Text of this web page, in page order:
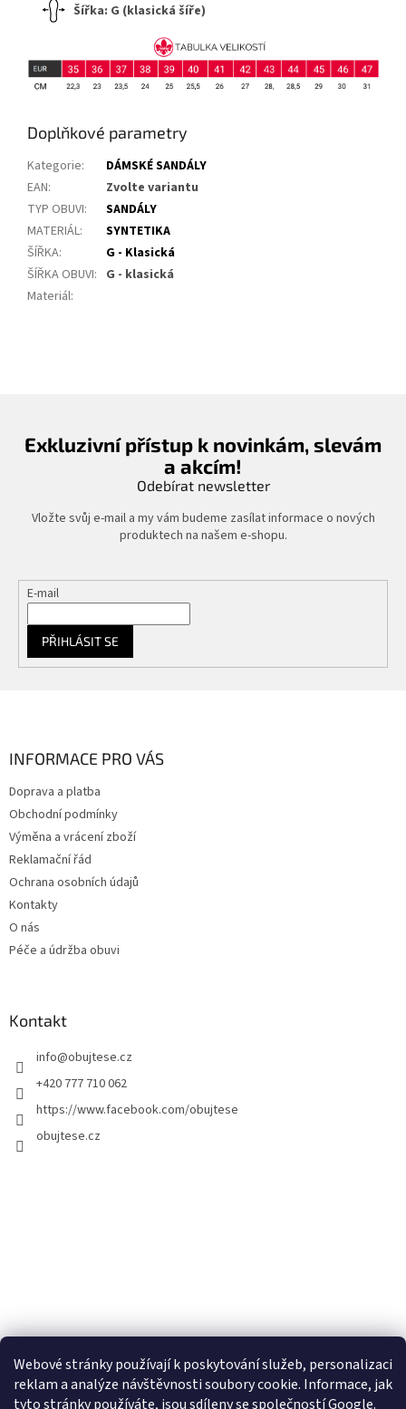
Webové stránky používají k poskytování služeb, personalizaci
reklam a analýze návštěvnosti soubory cookie. Informace, jak
tyto stránky používáte, jsou sdíleny se společností Google.
Šířka: G (klasická šíře)
Doplňkové parametry
Kategorie:
DÁMSKÉ SANDÁLY
EAN:
Zvolte variantu
TYP OBUVI:
SANDÁLY
MATERIÁL:
SYNTETIKA
ŠÍŘKA:
G - Klasická
ŠÍŘKA OBUVI: G - klasická
Materiál:
Exkluzivní přístup k novinkám, slevám
a akcím!
Odebírat newsletter
Vložte svůj e-mail a my vám budeme zasílat informace o nových
produktech na našem e-shopu.
E-mail
PŘIHLÁSIT SE
INFORMACE PRO VÁS
Doprava a platba
Obchodní podmínky
Výměna a vrácení zboží
Reklamační řád
Ochrana osobních údajů
Kontakty
O nás
Péče a údržba obuvi
Kontakt
info@obujtese.cz
+420 777 710 062
https://www.facebook.com/obujtese
obujtese.cz